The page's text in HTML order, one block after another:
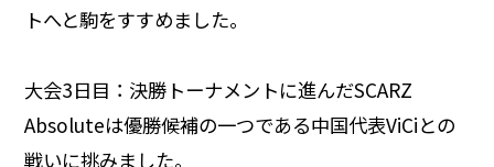
トへと駒をすすめました。
大会3日目：決勝トーナメントに進んだSCARZ
Absoluteは優勝候補の一つである中国代表ViCiとの
戦いに挑みました。